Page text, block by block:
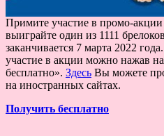
Примите участие в промо-
выиграйте один из 1111
заканчивается 7 марта 2022
участие в акции можно нажав
бесплатно». Здесь Вы можете
на иностранных сайтах.
Получить бесплатно